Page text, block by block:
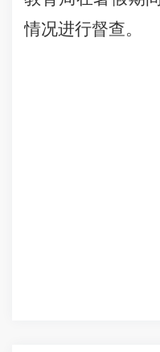
情况进行督查。